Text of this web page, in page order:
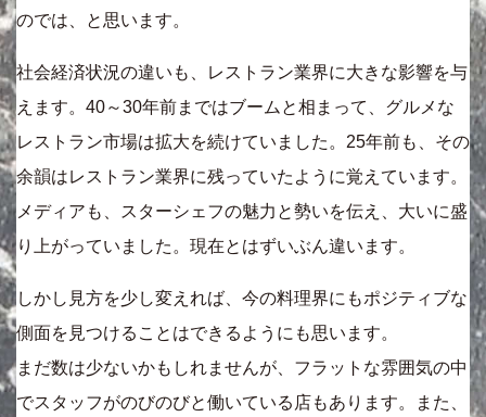
のでは、と思います。
社会経済状況の違いも、レストラン業界に大きな影響を与
えます。40～30年前まではブームと相まって、グルメな
レストラン市場は拡大を続けていました。25年前も、その
余韻はレストラン業界に残っていたように覚えています。
メディアも、スターシェフの魅力と勢いを伝え、大いに盛
り上がっていました。現在とはずいぶん違います。
しかし見方を少し変えれば、今の料理界にもポジティブな
側面を見つけることはできるようにも思います。
まだ数は少ないかもしれませんが、フラットな雰囲気の中
でスタッフがのびのびと働いている店もあります。また、